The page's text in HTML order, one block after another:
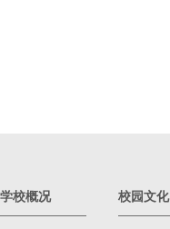
学校概况 校园文化